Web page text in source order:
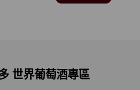
世界葡萄酒專區